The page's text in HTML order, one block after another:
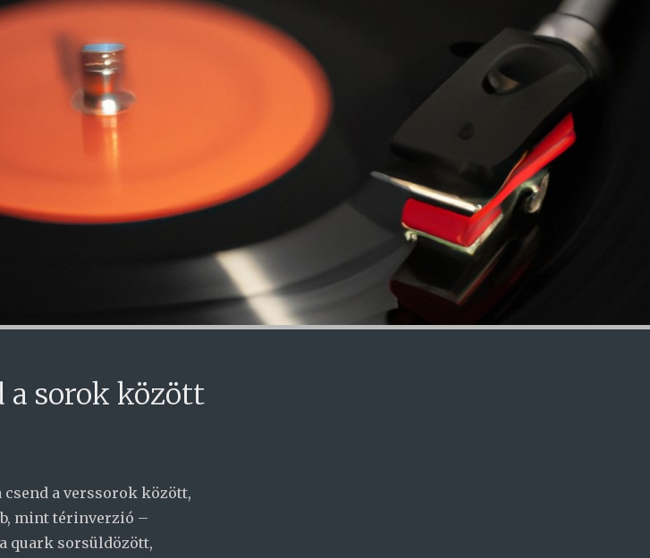
a sorok között
csend a verssorok között,
mint térinverzió –
quark sorsüldözött,